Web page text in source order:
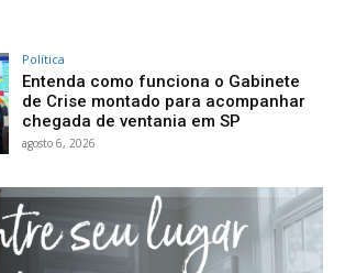
Política
Entenda como funciona o Gabinete
de Crise montado para acompanhar
chegada de ventania em SP
agosto 6, 2026